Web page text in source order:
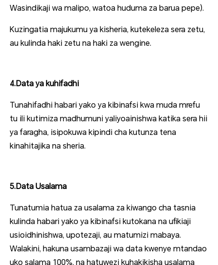
Wasindikaji wa malipo, watoa huduma za barua pepe).
Kuzingatia majukumu ya kisheria, kutekeleza sera zetu,
au kulinda haki zetu na haki za wengine.
4.Data ya kuhifadhi
Tunahifadhi habari yako ya kibinafsi kwa muda mrefu
tu ili kutimiza madhumuni yaliyoainishwa katika sera hii
ya faragha, isipokuwa kipindi cha kutunza tena
kinahitajika na sheria.
5.Data Usalama
Tunatumia hatua za usalama za kiwango cha tasnia
kulinda habari yako ya kibinafsi kutokana na ufikiaji
usioidhinishwa, upotezaji, au matumizi mabaya.
Walakini, hakuna usambazaji wa data kwenye mtandao
uko salama 100%, na hatuwezi kuhakikisha usalama